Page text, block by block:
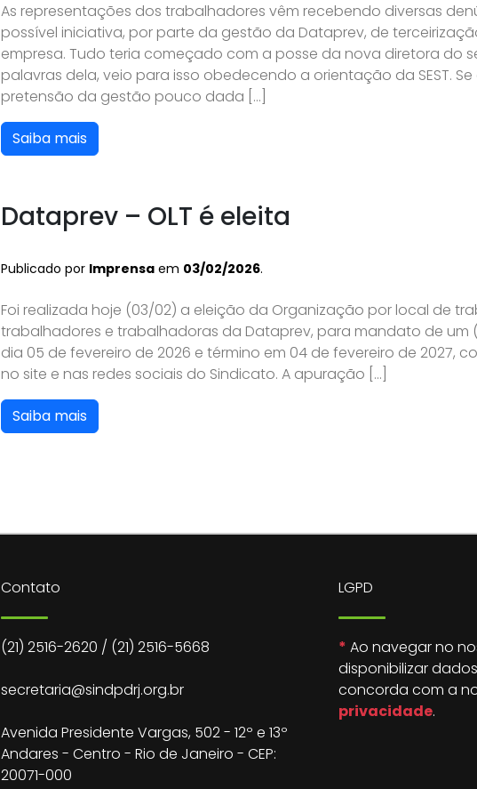
As representações dos trabalhadores vêm recebendo diversas
possível iniciativa, por parte da gestão da Dataprev, de
empresa. Tudo teria começado com a posse da nova diretora do
palavras dela, veio para isso obedecendo a orientação da SEST.
pretensão da gestão pouco dada […]
Saiba mais
Dataprev – OLT é eleita
Publicado por Imprensa em 03/02/2026.
Foi realizada hoje (03/02) a eleição da Organização por local de
trabalhadores e trabalhadoras da Dataprev, para mandato de um
dia 05 de fevereiro de 2026 e término em 04 de fevereiro de 2027,
no site e nas redes sociais do Sindicato. A apuração […]
Saiba mais
Contato
(21) 2516-2620 / (21) 2516-5668
secretaria@sindpdrj.org.br
Avenida Presidente Vargas, 502 - 12º e 13º
Andares - Centro - Rio de Janeiro - CEP:
20071-000
LGPD
* Ao navegar no
disponibilizar
concorda com a
privacidade.